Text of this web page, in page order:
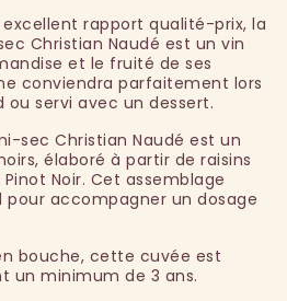
rapport qualité-prix, la
Christian Naudé est un vin
et le fruité de ses
conviendra parfaitement lors
servi avec un dessert.
sec Christian Naudé est un
élaboré à partir de raisins
Noir. Cet assemblage
accompagner un dosage
bouche, cette cuvée est
un minimum de 3 ans.